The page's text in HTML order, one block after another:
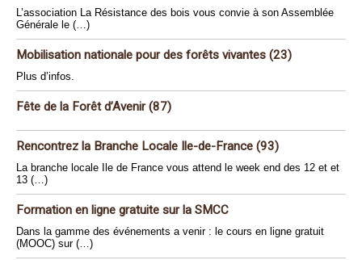
L’association La Résistance des bois vous convie à son Assemblée
Générale le (…)
Mobilisation nationale pour des forêts vivantes (23)
Plus d’infos.
Fête de la Forêt d’Avenir (87)
Rencontrez la Branche Locale Ile-de-France (93)
La branche locale Ile de France vous attend le week end des 12 et et
13 (…)
Formation en ligne gratuite sur la SMCC
Dans la gamme des événements a venir : le cours en ligne gratuit
(MOOC) sur (…)